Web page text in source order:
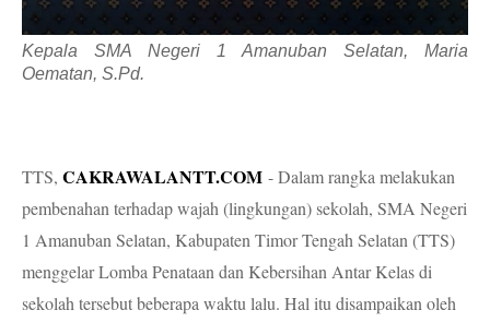
Kepala SMA Negeri 1 Amanuban Selatan, Maria
Oematan, S.Pd.
TTS, CAKRAWALANTT.COM - Dalam rangka melakukan
pembenahan terhadap wajah (lingkungan) sekolah, SMA Negeri
1 Amanuban Selatan, Kabupaten Timor Tengah Selatan (TTS)
menggelar Lomba Penataan dan Kebersihan Antar Kelas di
sekolah tersebut beberapa waktu lalu. Hal itu disampaikan oleh